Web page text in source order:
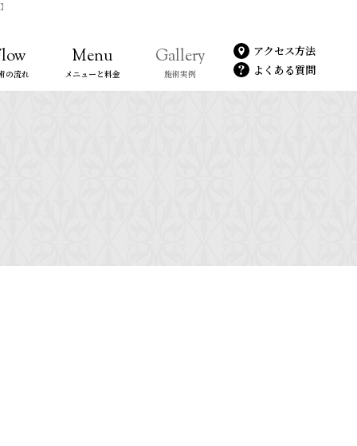
の流れ
Menu
メニューと料金
Gallery
施術実例
アクセス方法
よくある質問